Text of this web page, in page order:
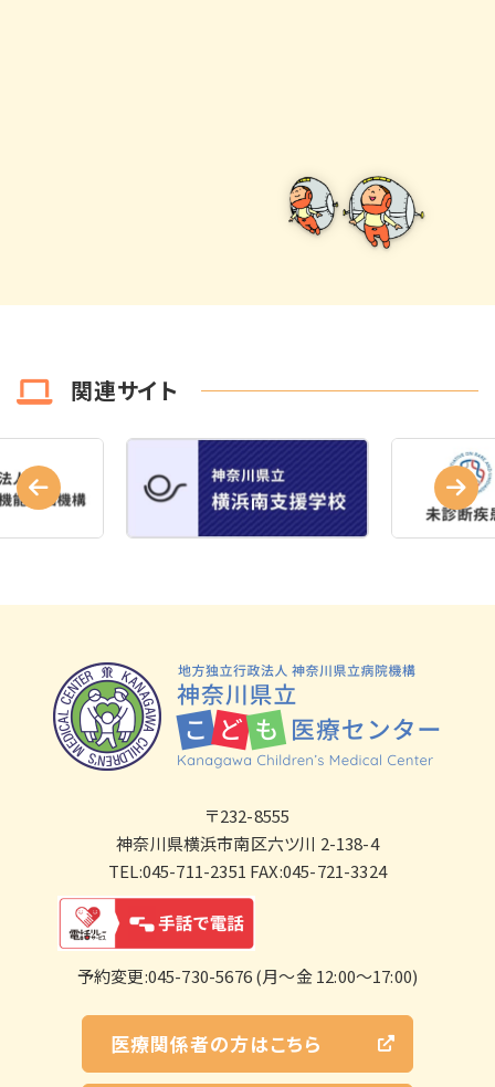
関連サイト
〒232-8555
神奈川県横浜市南区六ツ川 2-138-4
TEL:045-711-2351 FAX:045-721-3324
予約変更:045-730-5676 (月～金 12:00～17:00)
医療関係者の方はこちら